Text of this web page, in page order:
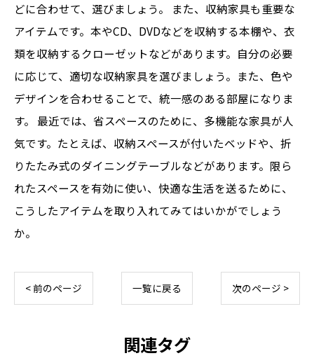
どに合わせて、選びましょう。 また、収納家具も重要な
アイテムです。本やCD、DVDなどを収納する本棚や、衣
類を収納するクローゼットなどがあります。自分の必要
に応じて、適切な収納家具を選びましょう。また、色や
デザインを合わせることで、統一感のある部屋になりま
す。 最近では、省スペースのために、多機能な家具が人
気です。たとえば、収納スペースが付いたベッドや、折
りたたみ式のダイニングテーブルなどがあります。限ら
れたスペースを有効に使い、快適な生活を送るために、
こうしたアイテムを取り入れてみてはいかがでしょう
か。
< 前のページ 一覧に戻る 次のページ >
関連タグ